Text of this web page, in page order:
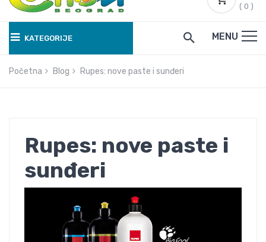
( 0 )
KATEGORIJE MENU
Početna Blog Rupes: nove paste i sunđeri
Rupes: nove paste i
sunđeri